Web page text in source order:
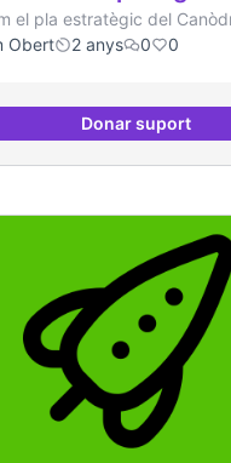
el pla estratègic del
Obert
2 anys 0 0
Donar suport
Drets